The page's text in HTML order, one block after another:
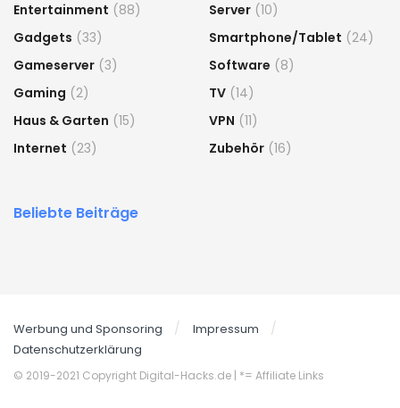
Entertainment (88)
Gadgets (33)
Gameserver (3)
Gaming (2)
Haus & Garten (15)
Internet (23)
Server (10)
Smartphone/Tablet (24)
Software (8)
TV (14)
VPN (11)
Zubehör (16)
Beliebte Beiträge
Werbung und Sponsoring
Impressum
Datenschutzerklärung
© 2019-2021 Copyright Digital-Hacks.de | *= Affiliate Links